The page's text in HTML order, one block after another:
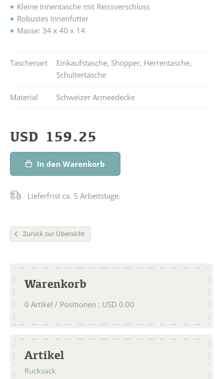
Kleine Innentasche mit Reissverschluss
Robustes Innenfutter
Masse: 34 x 40 x 14
Taschenart Einkaufstasche, Shopper, Herrentasche,
Schultertasche
Material Schweizer Armeedecke
USD 159.25
In den Warenkorb
Lieferfrist ca. 5 Arbeitstage.
Zurück zur Übersicht
Warenkorb
0 Artikel / Positionen : USD 0.00
Artikel
Rucksack